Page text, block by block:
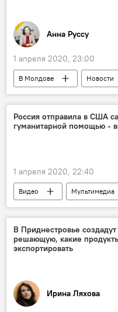
Анна Руссу
1 апреля 2020, 23:00
В Молдове Новости
Россия отправила в США
гуманитарной помощью -
1 апреля 2020, 22:40
Видео Мультимедиа
Коронавирус
В Приднестровье
решающую, какие
экспортировать
Ирина Ляхова